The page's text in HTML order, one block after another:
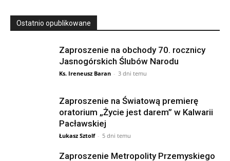
Ostatnio opublikowane
Zaproszenie na obchody 70. rocznicy
Jasnogórskich Ślubów Narodu
Ks. Ireneusz Baran - 3 dni temu
Zaproszenie na Światową premierę
oratorium „Życie jest darem” w Kalwarii
Pacławskiej
Łukasz Sztolf - 5 dni temu
Zaproszenie Metropolity Przemyskiego